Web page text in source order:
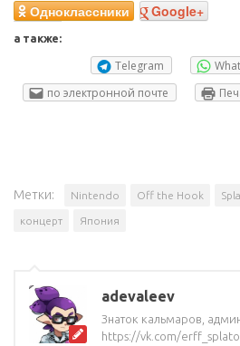
Одноклассники
Google+
а также:
Telegram
по электронной почте
Метки: Nintendo Off the Hook
концерт Япония
adevaleev
Знаток кальмаров,
https://vk.com/